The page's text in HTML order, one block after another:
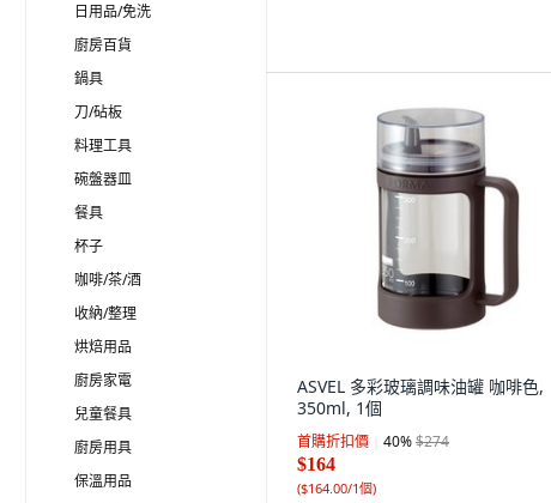
日用品/免洗
廚房百貨
鍋具
刀/砧板
料理工具
碗盤器皿
餐具
杯子
咖啡/茶/酒
收納/整理
烘焙用品
廚房家電
兒童餐具
廚房用具
保溫用品
ASVEL 多彩玻璃調味油罐 咖啡色,
350ml, 1個
首購折扣價 40%$274
$164
($164.00/1個)